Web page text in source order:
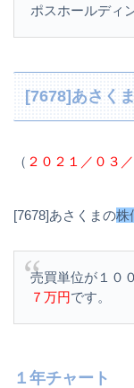
ポスホールディ
[7678]あさく
（ ２０２１／０３
[7678]あさくまの株
売買単位が１０
７万円です。
１年チャート